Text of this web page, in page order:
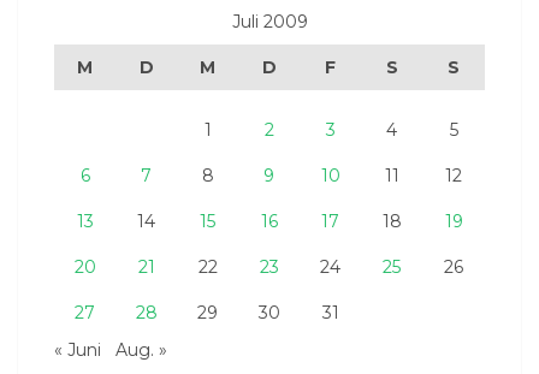
Juli 2009
M D M D F S S
1 2 3 4 5
6 7 8 9 10 11 12
13 14 15 16 17 18 19
20 21 22 23 24 25 26
27 28 29 30
31
« Juni
Aug. »